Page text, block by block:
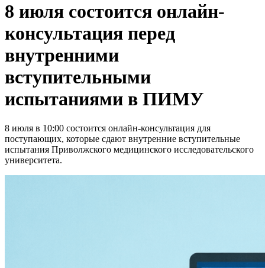
8 июля состоится онлайн-
консультация перед
внутренними
вступительными
испытаниями в ПИМУ
8 июля в 10:00 состоится онлайн-консультация для
поступающих, которые сдают внутренние вступительные
испытания Приволжского медицинского исследовательского
университета.